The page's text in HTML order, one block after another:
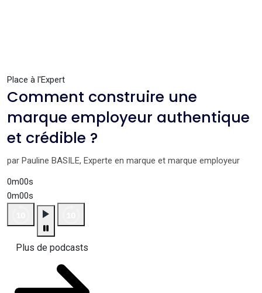
Place à l'Expert
Comment construire une
marque employeur authentique
et crédible ?
par Pauline BASILE, Experte en marque et marque employeur
0m00s
0m00s
Plus de podcasts